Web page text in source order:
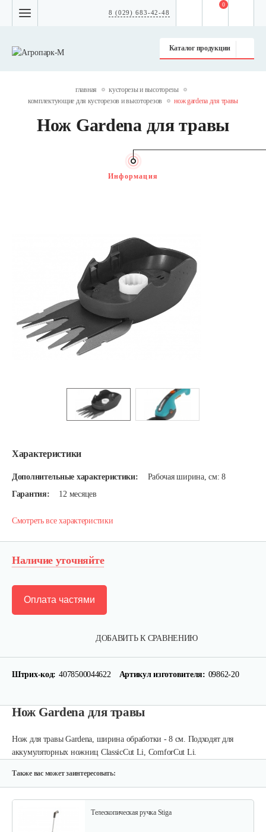
8 (029) 683-42-48
Каталог продукции
0
главная
кусторезы и высоторезы
комплектующие для кусторезов и высоторезов
нож gardena для травы
Нож Gardena для травы
Характеристики
Дополнительные характеристики:
Рабочая ширина, см: 8
Гарантия:
12 месяцев
Смотреть все характеристики
Информация
Наличие уточняйте
ДОБАВИТЬ К СРАВНЕНИЮ
Оплата частями
Штрих-код: 4078500044622 Артикул изготовителя: 09862-20
Нож Gardena для травы
Нож для травы Gardena, ширина обработки - 8 см. Подходят для
аккумуляторных ножниц ClassicCut Li, ComforCut Li.
Также вас может заинтересовать:
Телескопическая ручка Stiga